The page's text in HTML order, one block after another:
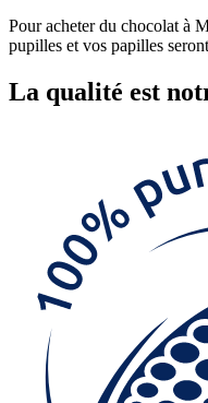
Pour acheter du chocolat à
pupilles et vos papilles
La qualité est